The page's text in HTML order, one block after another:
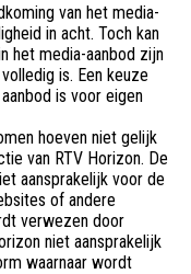
van het media-
in acht. Toch kan
het media-aanbod zijn
is. Een keuze
is voor eigen
hoeven niet gelijk
van RTV Horizon. De
aansprakelijk voor de
of andere
verwezen door
niet aansprakelijk
waarnaar wordt